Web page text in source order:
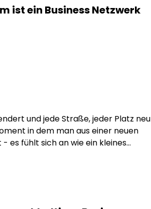
ein Business Netzwerk
und jede Straße, jeder Platz neu
in dem man aus einer neuen
es fühlt sich an wie ein kleines